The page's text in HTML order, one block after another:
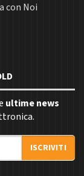
con Noi
ultime news
ISCRIVITI